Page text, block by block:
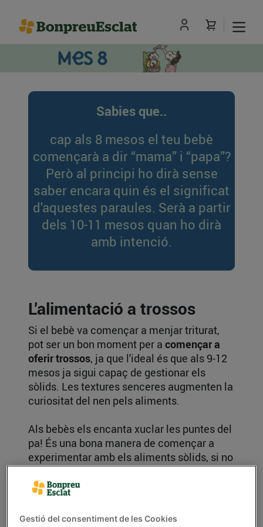
Sabies que..
cap als 8 mesos el teu bebè
començarà a dir “mama” i “papa”?
Però al principi ho dirà sense
saber encara quin és el significat
d'aquestes paraules. Serà a partir
dels 10-11 mesos quan ho dirà
amb intenció.
L'alimentació a trossos
Si el bebè va començar a menjar triturat,
pot ser un bon moment per a començar a
oferir trossos, ja que l'ideal és que als 9-12
mesos ja sigui capaç de gestionar els
sòlids. Les textures senceres augmenten la
curiositat del nen pels aliments.
Als bebès els encanta xuclar les puntes del
pa! És una bona manera de començar a
experimentar amb els aliments sòlids, si no
ha començat ja. Això sí, és important que
segueixissense afegir sal ni sucre
menjars.
Gestió del consentiment de les Cookies